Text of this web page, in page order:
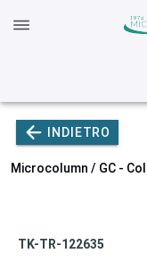
INDIETRO
Microcolumn / GC -
TK-TR-122635